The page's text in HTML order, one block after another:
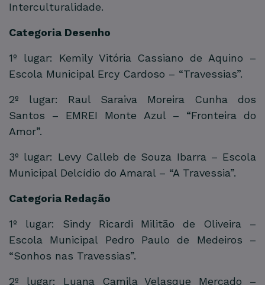
Interculturalidade.
Categoria Desenho
1º lugar: Kemily Vitória Cassiano de Aquino –
Escola Municipal Ercy Cardoso – “Travessias”.
2º lugar: Raul Saraiva Moreira Cunha dos
Santos – EMREI Monte Azul – “Fronteira do
Amor”.
3º lugar: Levy Calleb de Souza Ibarra – Escola
Municipal Delcídio do Amaral – “A Travessia”.
Categoria Redação
1º lugar: Sindy Ricardi Militão de Oliveira –
Escola Municipal Pedro Paulo de Medeiros –
“Sonhos nas Travessias”.
2º lugar: Luana Camila Velasque Mercado –